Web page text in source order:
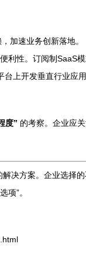
加速业务创新落地。
利性。订阅制SaaS模
上开发垂直行业应
度” 的考察。企业应
决方案。企业选择
项”。